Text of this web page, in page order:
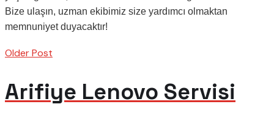
Bize ulaşın, uzman ekibimiz size yardımcı olmaktan
memnuniyet duyacaktır!
Older Post
Arifiye Lenovo Servisi